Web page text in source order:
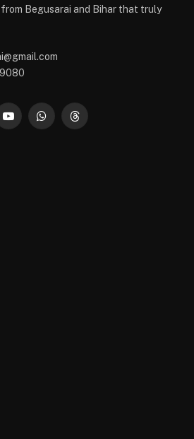
Begusarai and Bihar that truly
YouTubeWhatsAppThreads